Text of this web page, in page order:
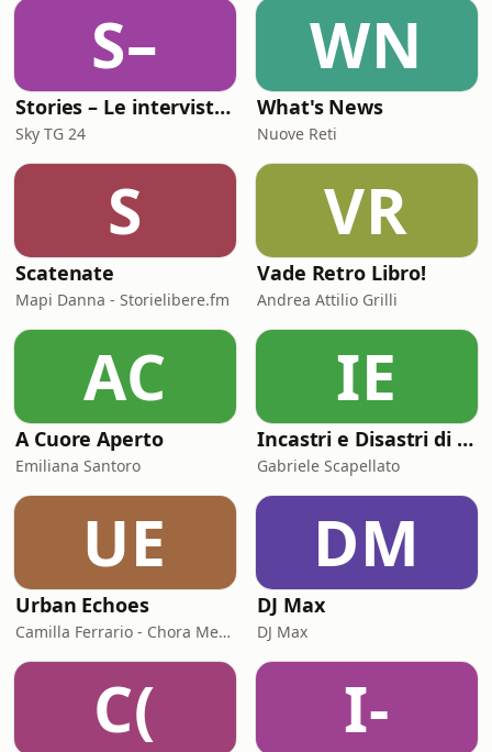
S–
Stories – Le interviste di Omar Schillaci
Sky TG 24
WN
What's News
Nuove Reti
S
Scatenate
Mapi Danna - Storielibere.fm
VR
Vade Retro Libro!
Andrea Attilio Grilli
AC
A Cuore Aperto
Emiliana Santoro
IE
Incastri e Disastri di Coppia
Gabriele Scapellato
UE
Urban Echoes
Camilla Ferrario - Chora Media
DM
DJ Max
DJ Max
C( I-